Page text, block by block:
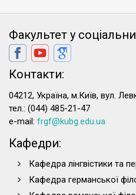
Факультет у
Контакти:
04212, Україна, м.Київ, вул.
тел.: (044) 485-21-47
e-mail: frgf@kubg.edu.ua
Кафедри:
Кафедра лінгвістики та
Кафедра германської